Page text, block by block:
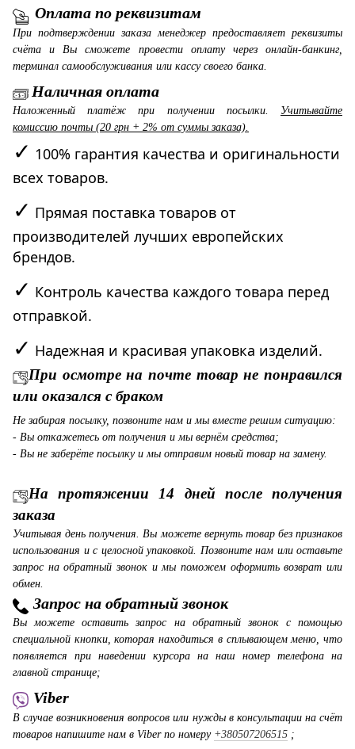
Оплата по реквизитам
При подтверждении заказа менеджер предоставляет реквизиты
счёта и Вы сможете провести оплату через онлайн-банкинг,
терминал самообслуживания или кассу своего банка.
Наличная оплата
Наложенный платёж при получении посылки. Учитывайте
комиссию почты (20 грн + 2% от суммы заказа).
✓ 100% гарантия качества и оригинальности
всех товаров.
✓ Прямая поставка товаров от
производителей лучших европейских
брендов.
✓ Контроль качества каждого товара перед
отправкой.
✓ Надежная и красивая упаковка изделий.
При осмотре на почте товар не понравился
или оказался с браком
Не забирая посылку, позвоните нам и мы вместе решим ситуацию:
- Вы откажетесь от получения и мы вернём средства;
- Вы не заберёте посылку и мы отправим новый товар на замену.
На протяжении 14 дней после получения
заказа
Учитывая день получения. Вы можете вернуть товар без признаков
использования и с целосной упаковкой. Позвоните нам или оставьте
запрос на обратный звонок и мы поможем оформить возврат или
обмен.
Запрос на обратный звонок
Вы можете оставить запрос на обратный звонок с помощью
специальной кнопки, которая находиться в сплывающем меню, что
появляется при наведении курсора на наш номер телефона на
главной странице;
Viber
В случае возникновения вопросов или нужды в консультации на счёт
товаров напишите нам в Viber по номеру +380507206515 ;